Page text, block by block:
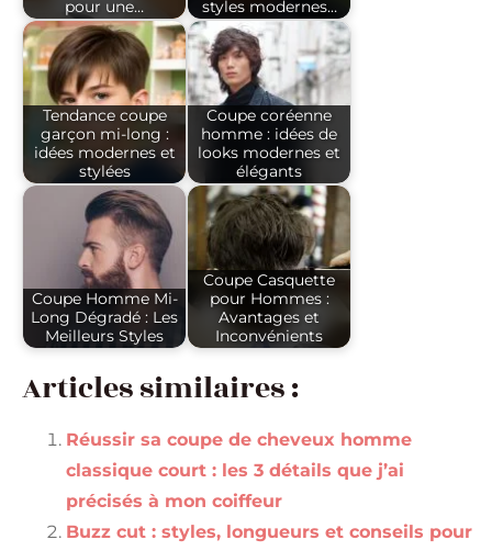
pour une…
styles modernes…
Tendance coupe
garçon mi-long :
idées modernes et
stylées
Coupe coréenne
homme : idées de
looks modernes et
élégants
Coupe Homme Mi-
Long Dégradé : Les
Meilleurs Styles
Coupe Casquette
pour Hommes :
Avantages et
Inconvénients
Articles similaires :
Réussir sa coupe de cheveux homme
classique court : les 3 détails que j’ai
précisés à mon coiffeur
Buzz cut : styles, longueurs et conseils pour